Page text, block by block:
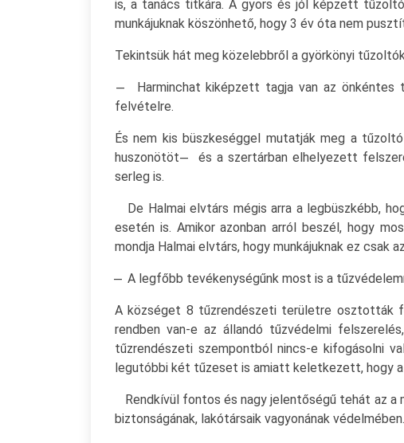
is, a tanács titkára. A gyors és jól képzett
munkájuknak köszönhető, hogy 3 év óta nem
Tekintsük hát meg közelebbről a györkönyi
Harminchat kiképzett tagja van az önkéntes
felvételre.
És nem kis büszkeséggel mutatják meg a
huszonötöt ̶ és a szertárban elhelyezett
serleg is.
De Halmai elvtárs mégis arra a legbüszkébb,
esetén is. Amikor azonban arról beszél, hogy
mondja Halmai elvtárs, hogy munkájuknak ez csak
A legfőbb tevékenységűnk most is a
A községet 8 tűzrendészeti területre osztották
rendben van-e az állandó tűzvédelmi
tűzrendészeti szempontból nincs-e kifogásolni
legutóbbi két tűzeset is amiatt keletkezett, hogy
Rendkívül fontos és nagy jelentőségű tehát az a
biztonságának, lakótársaik vagyonának